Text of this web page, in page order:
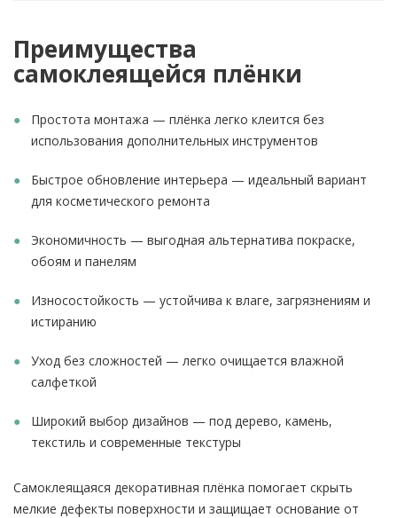
Преимущества
самоклеящейся плёнки
Простота монтажа — плёнка легко клеится без
использования дополнительных инструментов
Быстрое обновление интерьера — идеальный вариант
для косметического ремонта
Экономичность — выгодная альтернатива покраске,
обоям и панелям
Износостойкость — устойчива к влаге, загрязнениям и
истиранию
Уход без сложностей — легко очищается влажной
салфеткой
Широкий выбор дизайнов — под дерево, камень,
текстиль и современные текстуры
Самоклеящаяся декоративная плёнка помогает скрыть
мелкие дефекты поверхности и защищает основание от